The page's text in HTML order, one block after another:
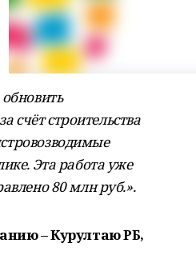
строительства
Эта работа уже
80 млн руб.».
– Курултаю РБ,